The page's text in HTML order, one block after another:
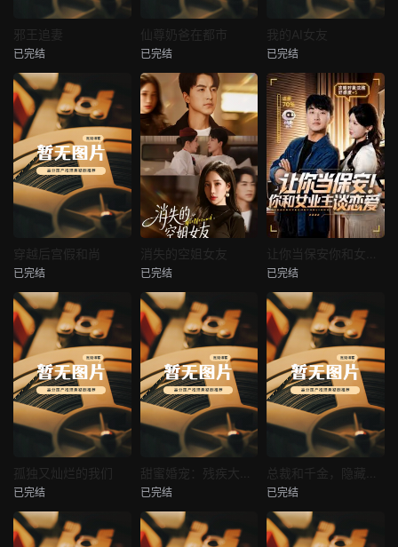
热播
邪王追妻
未知
邪王追妻
已完结
热播
未知
仙尊奶爸在都市
已完结
热播
我的AI女友
未知
我的AI女友
已完结
未知
穿越后宫假和尚
已完结
热播
未知
消失的空姐女友
已完结
未知
已完结
未知
孤独又灿烂的我们
已完结
热播
未知
已完结
热播
未知
已完结